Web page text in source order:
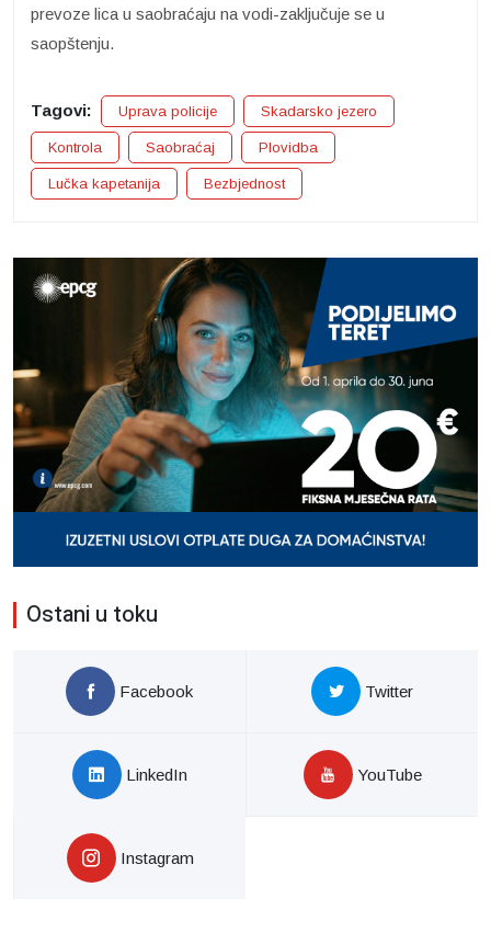
prevoze lica u saobraćaju na vodi-zaključuje se u
saopštenju.
Tagovi: Uprava policije Skadarsko jezero
Kontrola Saobraćaj Plovidba
Lučka kapetanija Bezbjednost
Ostani u toku
Facebook Twitter
LinkedIn YouTube
Instagram